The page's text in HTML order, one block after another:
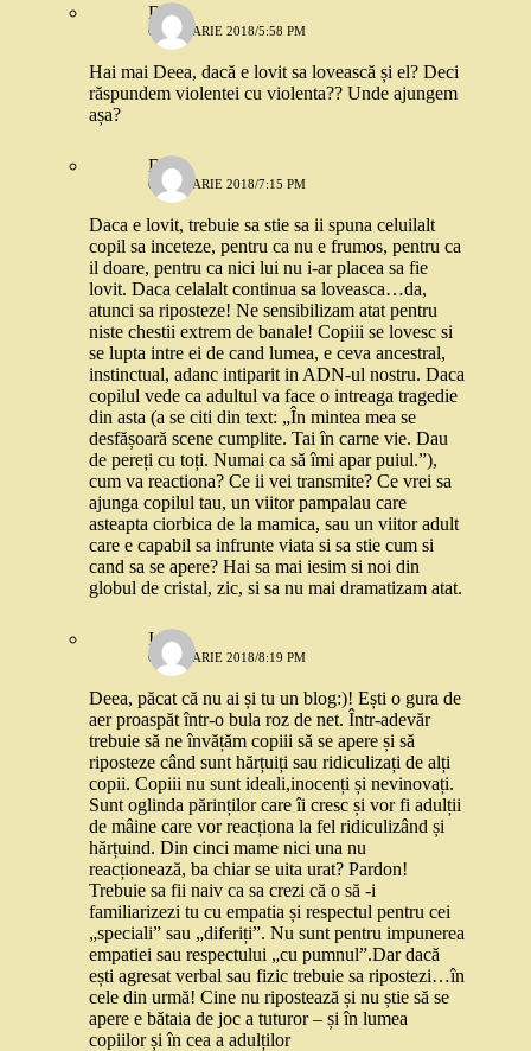
Dia
6 IANUARIE 2018/5:58 PM
Hai mai Deea, dacă e lovit sa lovească și el? Deci
răspundem violentei cu violenta?? Unde ajungem
așa?
Deea
6 IANUARIE 2018/7:15 PM
Daca e lovit, trebuie sa stie sa ii spuna celuilalt
copil sa inceteze, pentru ca nu e frumos, pentru ca
il doare, pentru ca nici lui nu i-ar placea sa fie
lovit. Daca celalalt continua sa loveasca…da,
atunci sa riposteze! Ne sensibilizam atat pentru
niste chestii extrem de banale! Copiii se lovesc si
se lupta intre ei de cand lumea, e ceva ancestral,
instinctual, adanc intiparit in ADN-ul nostru. Daca
copilul vede ca adultul va face o intreaga tragedie
din asta (a se citi din text: „În mintea mea se
desfășoară scene cumplite. Tai în carne vie. Dau
de pereți cu toți. Numai ca să îmi apar puiul.”),
cum va reactiona? Ce ii vei transmite? Ce vrei sa
ajunga copilul tau, un viitor pampalau care
asteapta ciorbica de la mamica, sau un viitor adult
care e capabil sa infrunte viata si sa stie cum si
cand sa se apere? Hai sa mai iesim si noi din
globul de cristal, zic, si sa nu mai dramatizam atat.
Irina
6 IANUARIE 2018/8:19 PM
Deea, păcat că nu ai și tu un blog:)! Ești o gura de
aer proaspăt într-o bula roz de net. Într-adevăr
trebuie să ne învățăm copiii să se apere și să
riposteze când sunt hărțuiți sau ridiculizați de alți
copii. Copiii nu sunt ideali,inocenți și nevinovați.
Sunt oglinda părinților care îi cresc și vor fi adulții
de mâine care vor reacționa la fel ridiculizând și
hărțuind. Din cinci mame nici una nu
reacționează, ba chiar se uita urat? Pardon!
Trebuie sa fii naiv ca sa crezi că o să -i
familiarizezi tu cu empatia și respectul pentru cei
„speciali” sau „diferiți”. Nu sunt pentru impunerea
empatiei sau respectului „cu pumnul”.Dar dacă
ești agresat verbal sau fizic trebuie sa ripostezi…în
cele din urmă! Cine nu ripostează și nu știe să se
apere e bătaia de joc a tuturor – și în lumea
copiilor și în cea a adulților